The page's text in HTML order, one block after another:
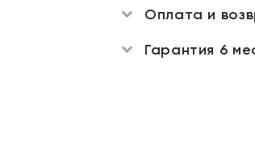
Оплата и
Гарантия 6